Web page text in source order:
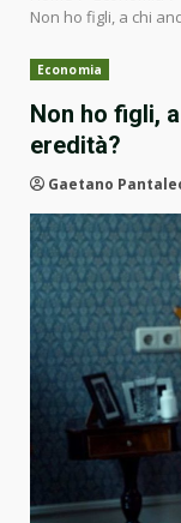
Non ho figli, a chi
Economia
Non ho figli,
eredità?
Gaetano